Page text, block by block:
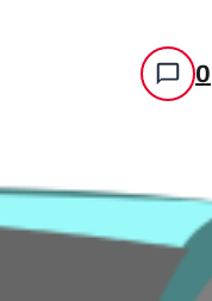
0